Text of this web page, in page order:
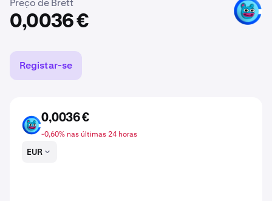
Preço de Brett
0,0036 €
BRETT
Registar-se
BRETT
0,0036 €
-0,60% nas últimas 24 horas
EUR